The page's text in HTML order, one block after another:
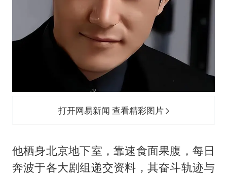
打开网易新闻 查看精彩图片
他栖身北京地下室，靠速食面果腹，每日
奔波于各大剧组递交资料，其奋斗轨迹与